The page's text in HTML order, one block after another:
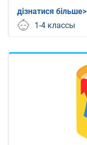
дізнатися більше>
1-4 классы